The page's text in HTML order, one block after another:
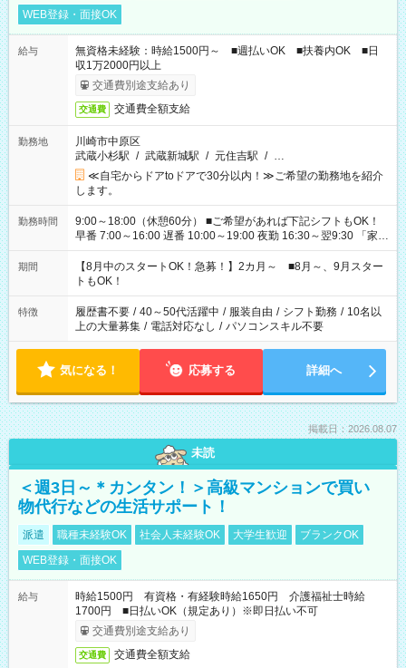
WEB登録・面接OK
給与
無資格未経験：時給1500円～ ■週払いOK ■扶養内OK ■日
収1万2000円以上
交通費別途支給あり
交通費 交通費全額支給
勤務地
川崎市中原区
武蔵小杉駅 / 武蔵新城駅 / 元住吉駅 / …
≪自宅からドアtoドアで30分以内！≫ご希望の勤務地を紹介
します。
勤務時間
9:00～18:00（休憩60分） ■ご希望があれば下記シフトもOK！
早番 7:00～16:00 遅番 10:00～19:00 夜勤 16:30～翌9:30 「家族
と休みを合わせたい」 「余裕を持って夕飯の準備がしたい」
「できれば残業はしたくない」 など、ご希望を教えてください
ね。 ※Wワーク希望の方へ 今ご覧のお仕事で希望する勤務時間
と、もう1つのお仕事の勤務時間。 合計で週40時間を超える場
合は応募できません。
期間
【8月中のスタートOK！急募！】2カ月～ ■8月～、9月スター
トもOK！
特徴 履歴書不要 / 40～50代活躍中 / 服装自由 / シフト勤務 / 10名以
上の大量募集 / 電話対応なし / パソコンスキル不要
気になる！ 応募する 詳細へ
掲載日：2026.08.07
未読
＜週3日～＊カンタン！＞高級マンションで買い
物代行などの生活サポート！
派遣 職種未経験OK 社会人未経験OK 大学生歓迎
ブランクOK
WEB登録・面接OK
給与
時給1500円 有資格・有経験時給1650円 介護福祉士時給
1700円 ■日払いOK（規定あり）※即日払い不可
交通費別途支給あり
交通費 交通費全額支給